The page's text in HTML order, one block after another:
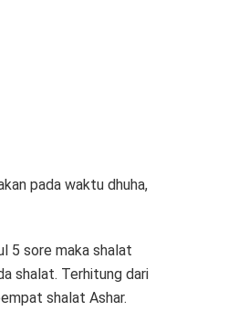
pada waktu dhuha,
5 sore maka shalat
shalat. Terhitung dari
shalat Ashar.